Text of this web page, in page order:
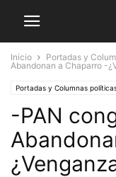
Inicio Portadas y
Abandonan a Chaparro -
Portadas y Columnas
-PAN